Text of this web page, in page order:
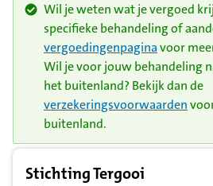
Wil je weten wat je vergoed
specifieke behandeling of
vergoedingenpaginavoor
Wil je voor jouw behandeling
het buitenland? Bekijk dan de
verzekeringsvoorwaarden
buitenland.
Stichting Tergooi